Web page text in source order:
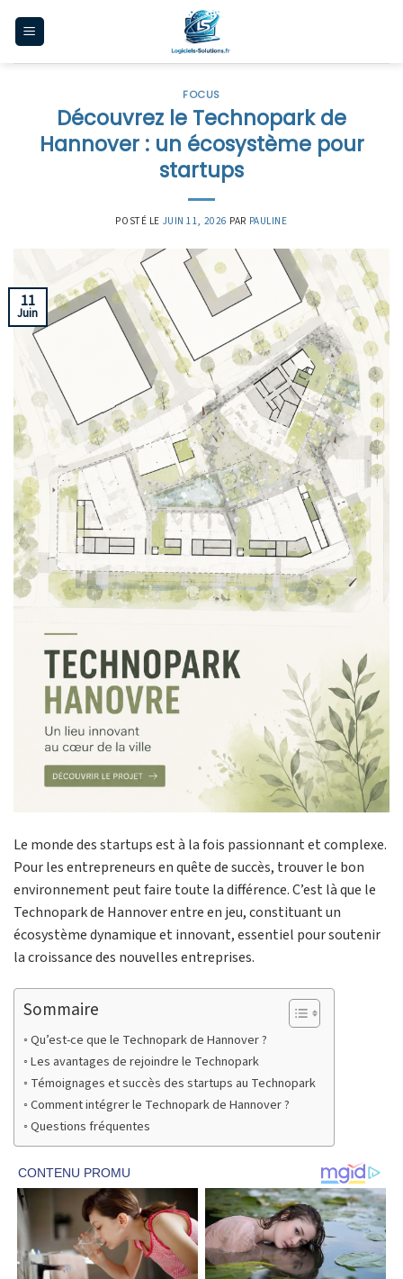
FOCUS
Découvrez le Technopark de
Hannover : un écosystème pour
startups
POSTÉ LE JUIN 11, 2026 PAR PAULINE
11
Juin
Le monde des startups est à la fois passionnant et complexe.
Pour les entrepreneurs en quête de succès, trouver le bon
environnement peut faire toute la différence. C’est là que le
Technopark de Hannover entre en jeu, constituant un
écosystème dynamique et innovant, essentiel pour soutenir
la croissance des nouvelles entreprises.
Sommaire
Qu’est-ce que le Technopark de Hannover ?
Les avantages de rejoindre le Technopark
Témoignages et succès des startups au Technopark
Comment intégrer le Technopark de Hannover ?
Questions fréquentes